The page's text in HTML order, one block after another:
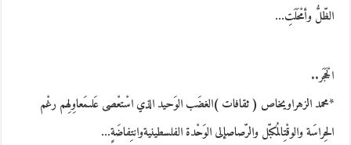
الظّلُّ وأمْحَلَتِ…
الْحَجَر..
*محمد الزهراويخاص ( ثقافات )الغضَب الوَحيد الذي اسْتعْصى عَلىمَعاوِلِهم رغْم
الحِراسَة والوقْتِالمُكبّل والرّصاصإلى الوَحْدة الفلسطينيةوانتِفاضَةٍ…